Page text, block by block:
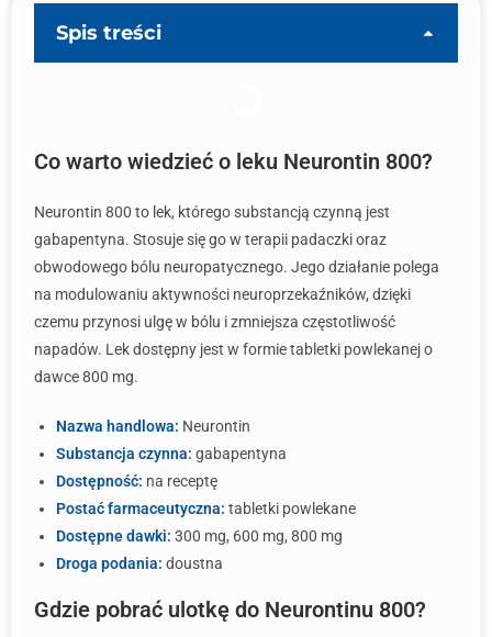
Spis treści
Co warto wiedzieć o leku Neurontin 800?
Neurontin 800 to lek, którego substancją czynną jest
gabapentyna. Stosuje się go w terapii padaczki oraz
obwodowego bólu neuropatycznego. Jego działanie polega
na modulowaniu aktywności neuroprzekaźników, dzięki
czemu przynosi ulgę w bólu i zmniejsza częstotliwość
napadów. Lek dostępny jest w formie tabletki powlekanej o
dawce 800 mg.
Nazwa handlowa: Neurontin
Substancja czynna: gabapentyna
Dostępność: na receptę
Postać farmaceutyczna: tabletki powlekane
Dostępne dawki: 300 mg, 600 mg, 800 mg
Droga podania: doustna
Gdzie pobrać ulotkę do Neurontinu 800?